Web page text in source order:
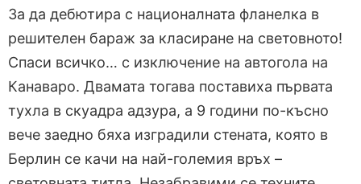
За да дебютира с националната фланелка в
решителен бараж за класиране на световното!
Спаси всичко… с изключение на автогола на
Канаваро. Двамата тогава поставиха първата
тухла в скуадра адзура, а 9 години по-късно
вече заедно бяха изградили стената, която в
Берлин се качи на най-големия връх –